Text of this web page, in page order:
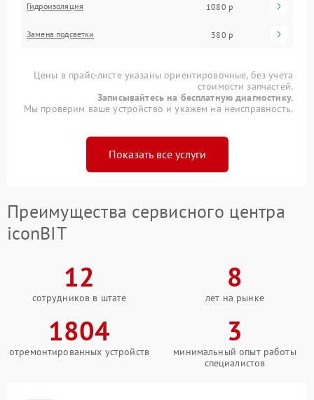
Гидроизоляция 1080 р
Замена подсветки 380 р
Цены в прайс-листе указаны ориентировочные, без учета
стоимости запчастей.
Записывайтесь на бесплатную диагностику.
Мы проверим ваше устройство и укажем на неисправность.
Показать все услуги
Преимущества сервисного центра
iconBIT
12
сотрудников в штате
8
лет на рынке
1804
отремонтированных устройств
3
минимальный опыт работы
специалистов